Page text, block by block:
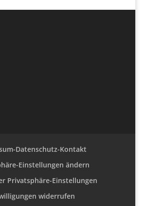
Datenschutz-Kontakt
Einstellungen ändern
Privatsphäre-Einstellungen
widerrufen